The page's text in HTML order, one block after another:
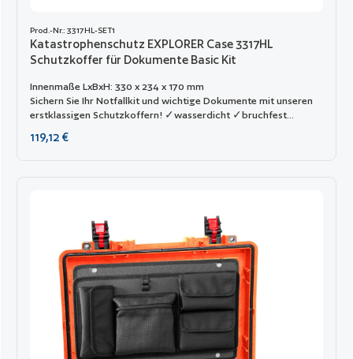
Prod.-Nr.: 3317HL-SET1
Katastrophenschutz EXPLORER Case 3317HL
Schutzkoffer für Dokumente Basic Kit
Innenmaße LxBxH: 330 x 234 x 170 mm
Sichern Sie Ihr Notfallkit und wichtige Dokumente mit unseren
erstklassigen Schutzkoffern! ✓wasserdicht ✓bruchfest
Regulärer Preis:
119,12 €